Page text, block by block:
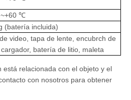
℃
(batería incluida)
video, tapa de lente, encubrch de
batería de litio, maleta
está relacionada con el objeto y el
con nosotros para obtener